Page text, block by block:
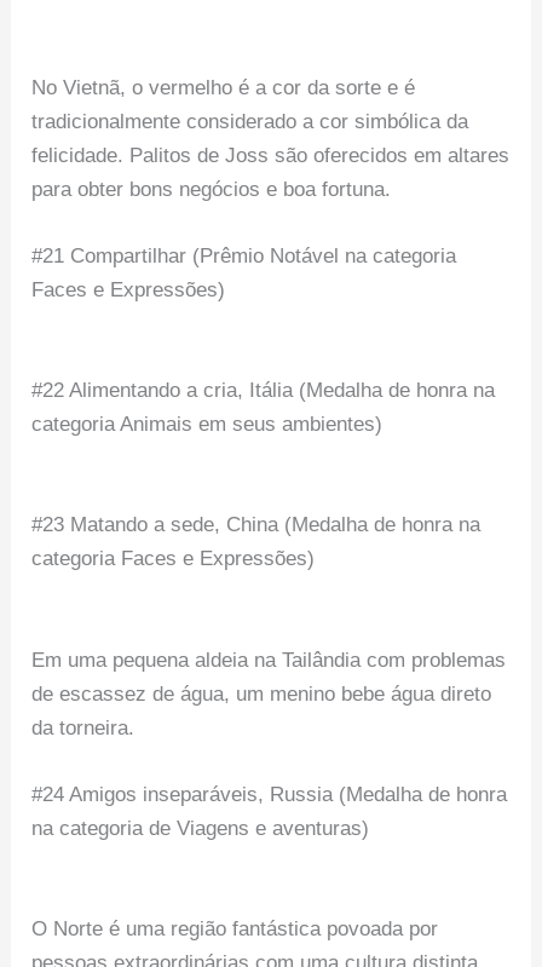
No Vietnã, o vermelho é a cor da sorte e é
tradicionalmente considerado a cor simbólica da
felicidade. Palitos de Joss são oferecidos em altares
para obter bons negócios e boa fortuna.
#21 Compartilhar (Prêmio Notável na categoria
Faces e Expressões)
#22 Alimentando a cria, Itália (Medalha de honra na
categoria Animais em seus ambientes)
#23 Matando a sede, China (Medalha de honra na
categoria Faces e Expressões)
Em uma pequena aldeia na Tailândia com problemas
de escassez de água, um menino bebe água direto
da torneira.
#24 Amigos inseparáveis, Russia (Medalha de honra
na categoria de Viagens e aventuras)
O Norte é uma região fantástica povoada por